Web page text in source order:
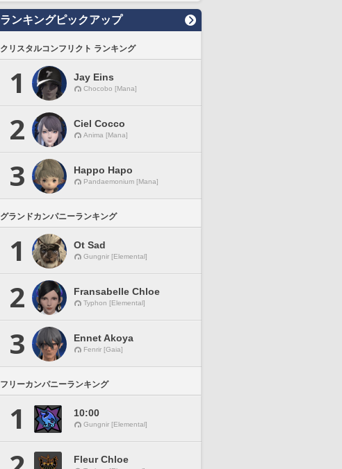
ランキングピックアップ
クリスタルコンフリクト ランキング
1 Jay Eins
Chocobo [Mana]
2 Ciel Cocco
Anima [Mana]
3 Happo Hapo
Pandaemonium [Mana]
グランドカンパニーランキング
1 Ot Sad
Gungnir [Elemental]
2 Fransabelle Chloe
Typhon [Elemental]
3 Ennet Akoya
Fenrir [Gaia]
フリーカンパニーランキング
1 10:00
Gungnir [Elemental]
Fleur Chloe